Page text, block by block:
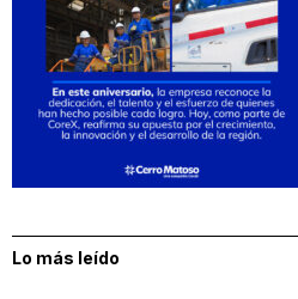
Lo más leído